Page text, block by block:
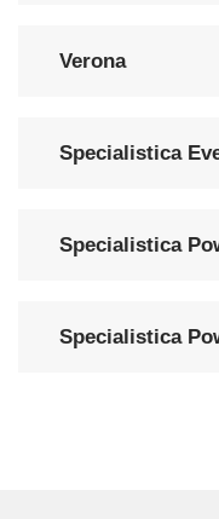
Verona
Specialistica
Specialistica
Specialistica